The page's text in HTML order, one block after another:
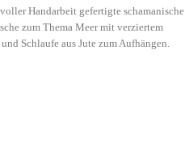
Handarbeit gefertigte schamanische
zum Thema Meer mit verziertem
Schlaufe aus Jute zum Aufhängen.